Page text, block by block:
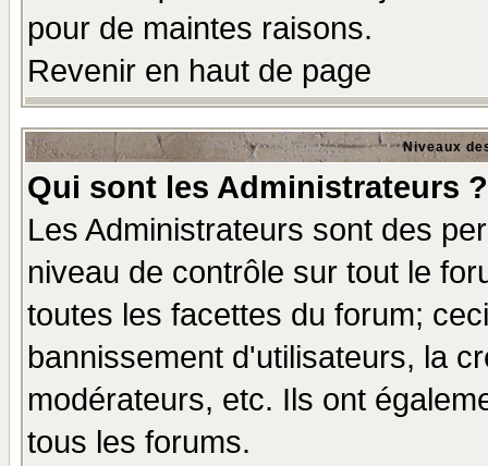
pour de maintes raisons.
Revenir en haut de page
Niveaux
Qui sont les Administrateurs ?
Les Administrateurs sont des
niveau de contrôle sur tout le
toutes les facettes du forum;
bannissement d'utilisateurs, la
modérateurs, etc. Ils ont
tous les forums.